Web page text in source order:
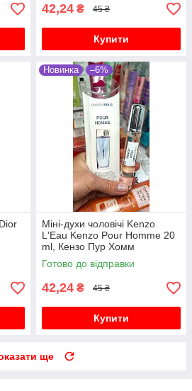
42,24 ₴ 45 ₴
Купити
Новинка –6%
Міні-духи чоловічі Kenzo
L'Eau Kenzo Pour Homme 20
ml, Кензо Пур Хомм
Готово до відправки
42,24 ₴ 45 ₴
Купити
ще